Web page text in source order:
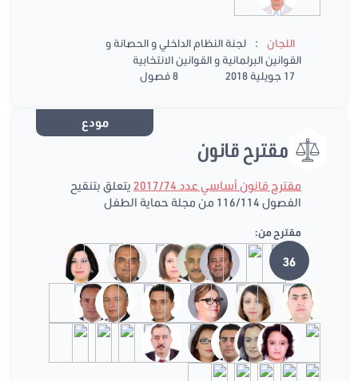
اللجان :
لجنة النظام الداخلي و الحصانة و
القوانين البرلمانية و القوانين الانتخابية
17 جويلية 2018
8 فصول
مودع
مقترح قانون
مقترح قانون أساسي عدد 2017/74
يتعلق بتنقيح
الفصول 116/114 من مجلة حماية الطفل
مقترح من:
36